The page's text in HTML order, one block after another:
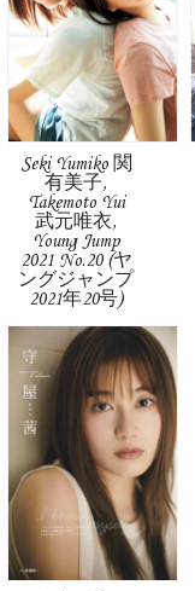
Seki Yumiko 関
有美子,
Takemoto Yui
武元唯衣,
Young Jump
2021 No.20 (ヤ
ングジャンプ
2021年20号)